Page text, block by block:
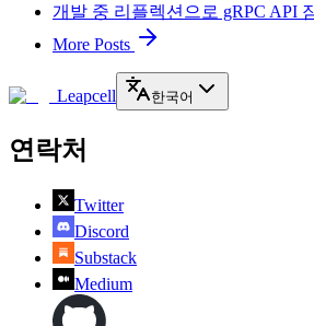
개발 중 리플렉션으로 gRPC API
More Posts
Leapcell 한국어
연락처
Twitter
Discord
Substack
Medium